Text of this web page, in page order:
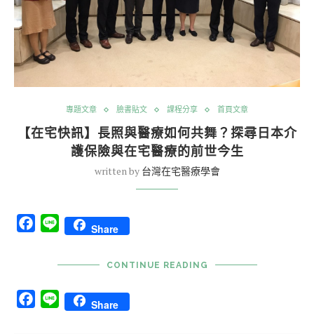
專題文章 臉書貼文 課程分享 首頁文章
【在宅快訊】長照與醫療如何共舞？探尋日本介
護保險與在宅醫療的前世今生
written by 台灣在宅醫療學會
Facebook
Line Share
CONTINUE READING
Facebook
Line Share